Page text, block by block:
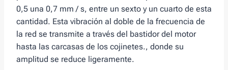
0,5 una 0,7 mm / s, entre un sexto y un cuarto de esta
cantidad. Esta vibración al doble de la frecuencia de
la red se transmite a través del bastidor del motor
hasta las carcasas de los cojinetes., donde su
amplitud se reduce ligeramente.